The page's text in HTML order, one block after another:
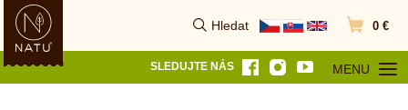
Hledat
Vyhledat Přejít do
0 €
SLEDUJTE NÁS MENU
OTEVŘÍT